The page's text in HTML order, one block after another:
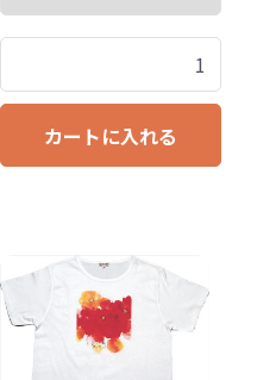
カートに入れる